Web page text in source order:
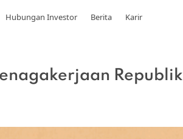
Hubungan Investor Berita Karir